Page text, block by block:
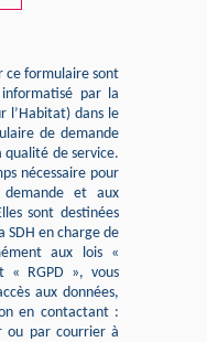
ce formulaire sont
par la
l’Habitat) dans le
de demande
qualité de service.
nécessaire pour
et aux
sont destinées
SDH en charge de
aux lois «
« RGPD », vous
aux données,
en contactant :
ou par courrier à